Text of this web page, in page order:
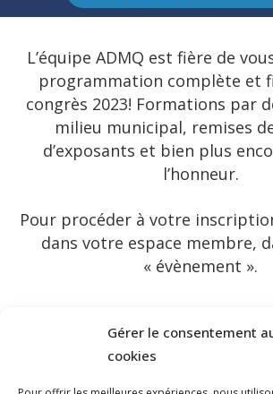
Gérer le consentement
cookies
L’équipe ADMQ est fière de
programmation complète et
congrès 2023! Formations par
milieu municipal, remises
d’exposants et bien plus
l’honneur.
Pour procéder à votre
dans votre espace membre,
« évènement ».
VOIR LA